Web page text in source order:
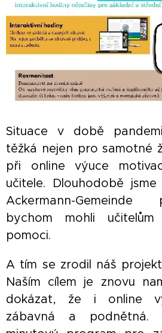
Situace v době
těžká nejen pro samotné
při online výuce
učitele. Dlouhodobě
Ackermann-
bychom mohli
pomoci.
A tím se zrodil náš projekt
Naším cílem je znovu
dokázat, že i online
zábavná a podnětná.